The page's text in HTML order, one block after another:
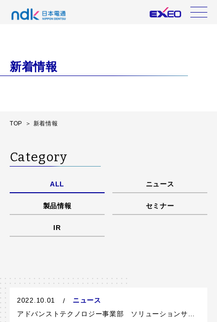
新着情報
TOP 新着情報
Category
ALL ニュース
製品情報 セミナー
IR
2022.10.01
ニュース